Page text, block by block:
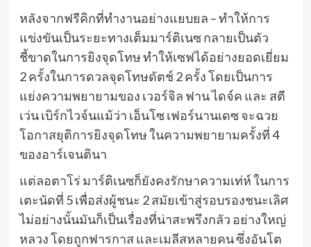
หลังจากฟรีคิกที่ทํางานอย่างแยบยล – ทําให้การ
แข่งขันเป็นระยะทางเต็มมาร์ติเนซ กลายเป็นตัว
ชี้ขาดในการยิงจุดโทษ ทําให้เซฟได้อย่างยอดเยี่ยม
2 ครั้งในการดวลจุดโทษดัตช์ 2 ครั้ง โดยเป็นการ
แย่งความพยายามของ เวอร์จิล ฟาน ไดจ์ค และ สตี
เว่น เบิร์กไวจ์นแม้ว่า เอ็นโซ เฟอร์นานเดซ จะฉวย
โอกาสยุติการยิงจุดโทษ ในความพยายามครั้งที่ 4
ของอาร์เจนตินา
แต่ลอตาโร่ มาร์ติเนซก็ยังคงรักษาความเท่ห์ ในการ
เตะนัดที่ 5 เพื่อส่งผู้ชนะ 2 สมัยเข้าสู่รอบรองชนะเลิศ
ไม่อย่างนั้นมันก็เป็นเรื่องที่น่าสะพรึงกลัว อย่างใหญ่
หลวง โดยถูกฟารกาส และเมลีสหลายคน ซึ่งอันโต